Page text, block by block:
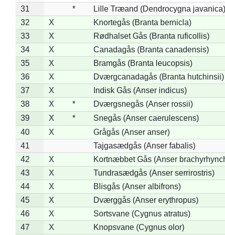
31
*
Lille Træand (Dendrocygna javanica)
32
X
Knortegås (Branta bernicla)
33
X
Rødhalset Gås (Branta ruficollis)
34
X
Canadagås (Branta canadensis)
35
X
Bramgås (Branta leucopsis)
36
X
Dværgcanadagås (Branta hutchinsii)
37
X
Indisk Gås (Anser indicus)
38
X *
Dværgsnegås (Anser rossii)
39
X *
Snegås (Anser caerulescens)
40
X
Grågås (Anser anser)
41
Tajgasædgås (Anser fabalis)
42
X
Kortnæbbet Gås (Anser
43
X
Tundrasædgås (Anser serrirostris)
44
X
Blisgås (Anser albifrons)
45
X
Dværggås (Anser erythropus)
46
X
Sortsvane (Cygnus atratus)
47
X
Knopsvane (Cygnus olor)